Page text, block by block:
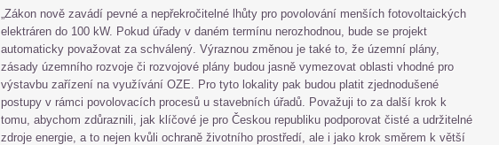
„Zákon nově zavádí pevné a nepřekročitelné lhůty pro povolování menších fotovoltaických
elektráren do 100 kW. Pokud úřady v daném termínu nerozhodnou, bude se projekt
automaticky považovat za schválený. Výraznou změnou je také to, že územní plány,
zásady územního rozvoje či rozvojové plány budou jasně vymezovat oblasti vhodné pro
výstavbu zařízení na využívání OZE. Pro tyto lokality pak budou platit zjednodušené
postupy v rámci povolovacích procesů u stavebních úřadů. Považuji to za další krok k
tomu, abychom zdůraznili, jak klíčové je pro Českou republiku podporovat čisté a udržitelné
zdroje energie, a to nejen kvůli ochraně životního prostředí, ale i jako krok směrem k větší